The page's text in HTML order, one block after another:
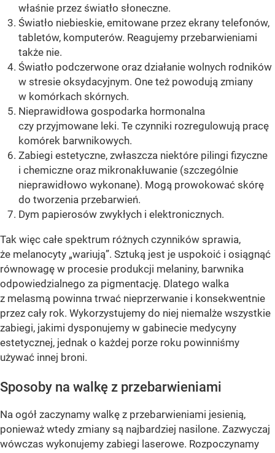
właśnie przez światło słoneczne.
Światło niebieskie, emitowane przez ekrany telefonów,
tabletów, komputerów. Reagujemy przebarwieniami
także nie.
Światło podczerwone oraz działanie wolnych rodników
w stresie oksydacyjnym. One też powodują zmiany
w komórkach skórnych.
Nieprawidłowa gospodarka hormonalna
czy przyjmowane leki. Te czynniki rozregulowują pracę
komórek barwnikowych.
Zabiegi estetyczne, zwłaszcza niektóre pilingi fizyczne
i chemiczne oraz mikronakłuwanie (szczególnie
nieprawidłowo wykonane). Mogą prowokować skórę
do tworzenia przebarwień.
Dym papierosów zwykłych i elektronicznych.
Tak więc całe spektrum różnych czynników sprawia,
że melanocyty „wariują”. Sztuką jest je uspokoić i osiągnąć
równowagę w procesie produkcji melaniny, barwnika
odpowiedzialnego za pigmentację. Dlatego walka
z melasmą powinna trwać nieprzerwanie i konsekwentnie
przez cały rok. Wykorzystujemy do niej niemalże wszystkie
zabiegi, jakimi dysponujemy w gabinecie medycyny
estetycznej, jednak o każdej porze roku powinniśmy
używać innej broni.
Sposoby na walkę z przebarwieniami
Na ogół zaczynamy walkę z przebarwieniami jesienią,
ponieważ wtedy zmiany są najbardziej nasilone. Zazwyczaj
wówczas wykonujemy zabiegi laserowe. Rozpoczynamy